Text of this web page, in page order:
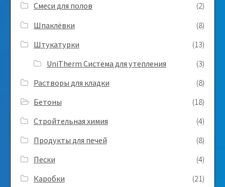
Смеси для полов
(2)
Шпаклёвки
(8)
Штукатурки
(13)
UniTherm Система для утепления
(3)
Растворы для кладки
(8)
Бетоны
(18)
Стройтельная химия
(4)
Продукты для печей
(8)
Пески
(4)
Каробки
(21)